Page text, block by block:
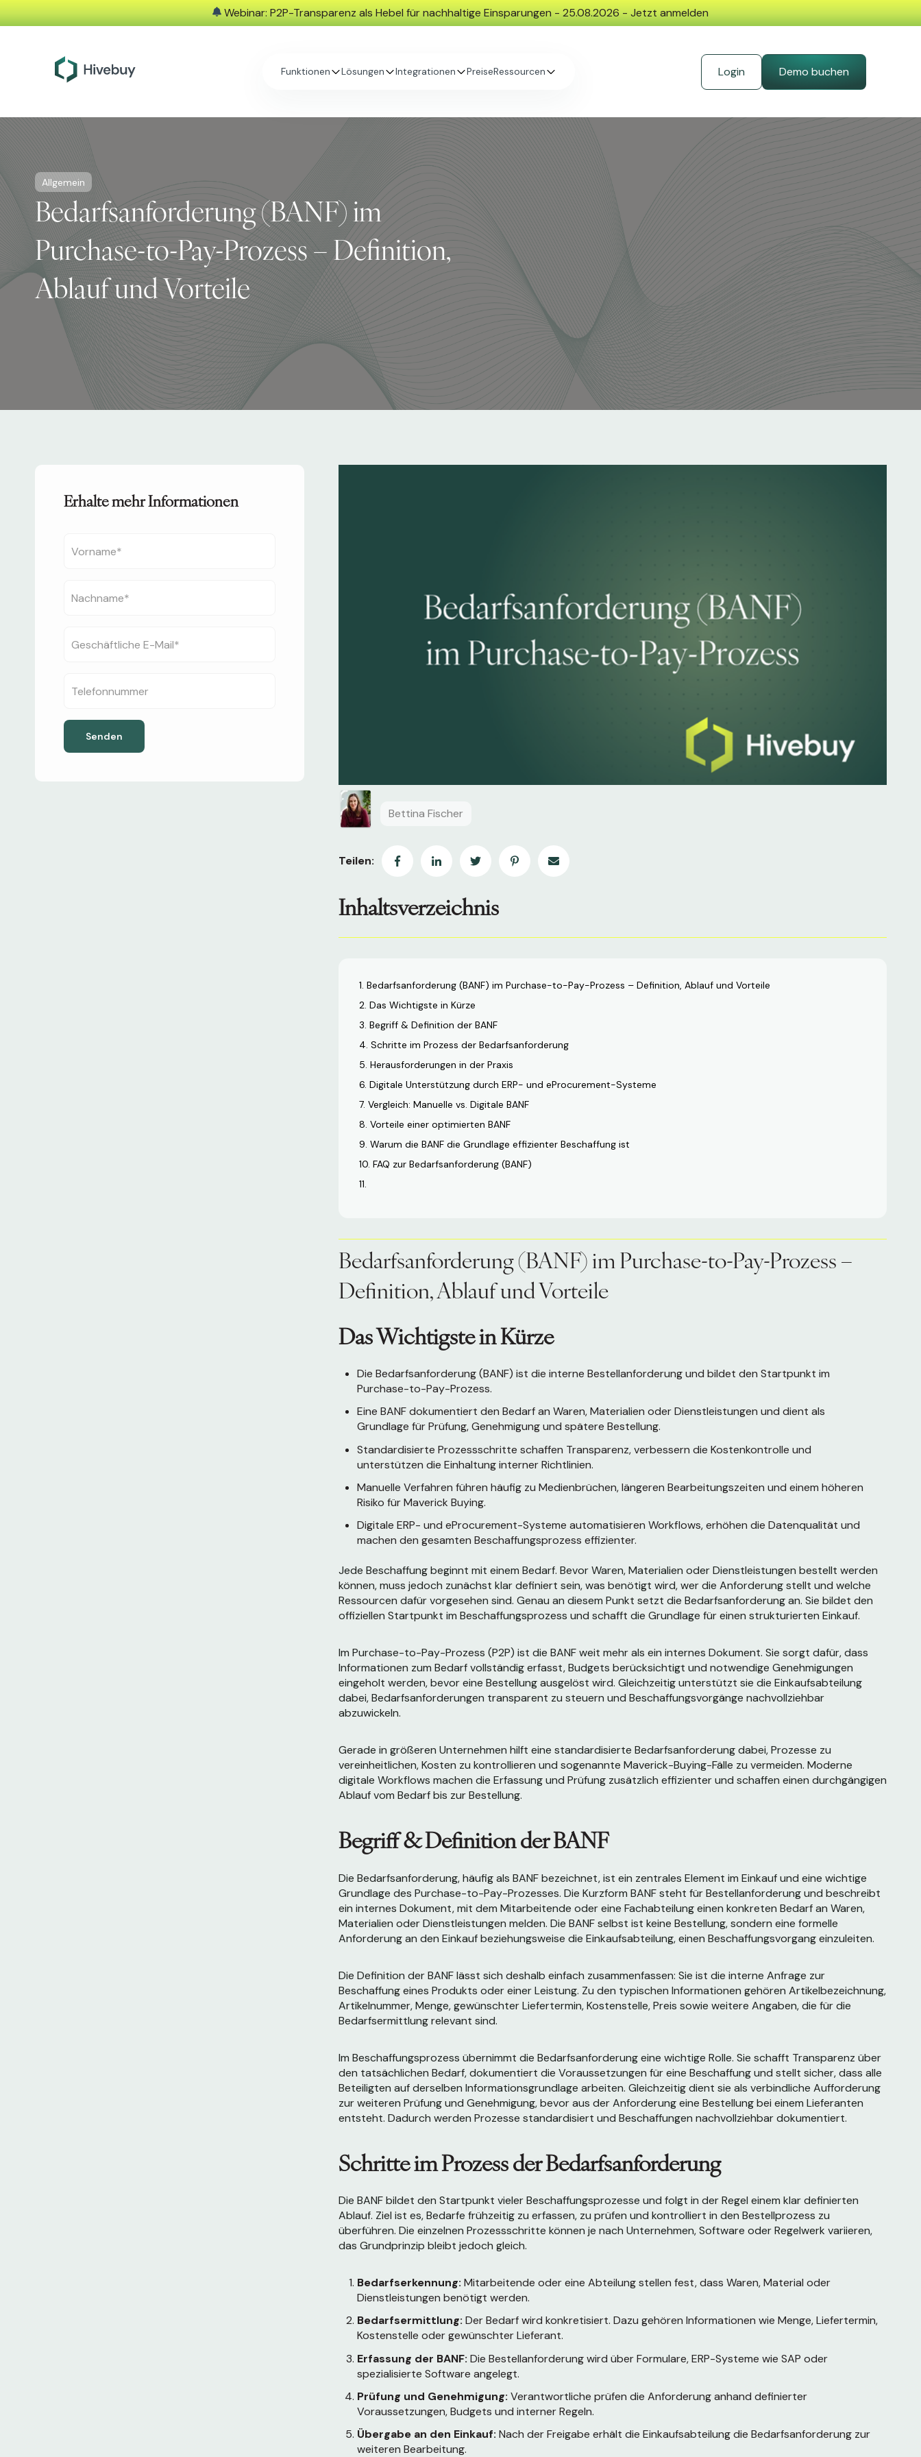
Webinar: P2P-Transparenz als Hebel für nachhaltige Einsparungen - 25.08.2026 - Jetzt anmelden
Funktionen Lösungen Integrationen PreiseRessourcen Login Demo buchen
Allgemein
Bedarfsanforderung (BANF) im
Purchase-to-Pay-Prozess – Definition,
Ablauf und Vorteile
Erhalte mehr Informationen
Bettina Fischer
Teilen:
Inhaltsverzeichnis
Bedarfsanforderung (BANF) im Purchase-to-Pay-Prozess – Definition, Ablauf und Vorteile
Das Wichtigste in Kürze
Begriff & Definition der BANF
Schritte im Prozess der Bedarfsanforderung
Herausforderungen in der Praxis
Digitale Unterstützung durch ERP- und eProcurement-Systeme
Vergleich: Manuelle vs. Digitale BANF
Vorteile einer optimierten BANF
Warum die BANF die Grundlage effizienter Beschaffung ist
FAQ zur Bedarfsanforderung (BANF)
Bedarfsanforderung (BANF) im Purchase-to-Pay-Prozess –
Definition, Ablauf und Vorteile
Das Wichtigste in Kürze
Die Bedarfsanforderung (BANF) ist die interne Bestellanforderung und bildet den Startpunkt im
Purchase-to-Pay-Prozess.
Eine BANF dokumentiert den Bedarf an Waren, Materialien oder Dienstleistungen und dient als
Grundlage für Prüfung, Genehmigung und spätere Bestellung.
Standardisierte Prozessschritte schaffen Transparenz, verbessern die Kostenkontrolle und
unterstützen die Einhaltung interner Richtlinien.
Manuelle Verfahren führen häufig zu Medienbrüchen, längeren Bearbeitungszeiten und einem höheren
Risiko für Maverick Buying.
Digitale ERP- und eProcurement-Systeme automatisieren Workflows, erhöhen die Datenqualität und
machen den gesamten Beschaffungsprozess effizienter.
Jede Beschaffung beginnt mit einem Bedarf. Bevor Waren, Materialien oder Dienstleistungen bestellt werden
können, muss jedoch zunächst klar definiert sein, was benötigt wird, wer die Anforderung stellt und welche
Ressourcen dafür vorgesehen sind. Genau an diesem Punkt setzt die Bedarfsanforderung an. Sie bildet den
offiziellen Startpunkt im Beschaffungsprozess und schafft die Grundlage für einen strukturierten Einkauf.
Im Purchase-to-Pay-Prozess (P2P) ist die BANF weit mehr als ein internes Dokument. Sie sorgt dafür, dass
Informationen zum Bedarf vollständig erfasst, Budgets berücksichtigt und notwendige Genehmigungen
eingeholt werden, bevor eine Bestellung ausgelöst wird. Gleichzeitig unterstützt sie die Einkaufsabteilung
dabei, Bedarfsanforderungen transparent zu steuern und Beschaffungsvorgänge nachvollziehbar
abzuwickeln.
Gerade in größeren Unternehmen hilft eine standardisierte Bedarfsanforderung dabei, Prozesse zu
vereinheitlichen, Kosten zu kontrollieren und sogenannte Maverick-Buying-Fälle zu vermeiden. Moderne
digitale Workflows machen die Erfassung und Prüfung zusätzlich effizienter und schaffen einen durchgängigen
Ablauf vom Bedarf bis zur Bestellung.
Begriff & Definition der BANF
Die Bedarfsanforderung, häufig als BANF bezeichnet, ist ein zentrales Element im Einkauf und eine wichtige
Grundlage des Purchase-to-Pay-Prozesses. Die Kurzform BANF steht für Bestellanforderung und beschreibt
ein internes Dokument, mit dem Mitarbeitende oder eine Fachabteilung einen konkreten Bedarf an Waren,
Materialien oder Dienstleistungen melden. Die BANF selbst ist keine Bestellung, sondern eine formelle
Anforderung an den Einkauf beziehungsweise die Einkaufsabteilung, einen Beschaffungsvorgang einzuleiten.
Die Definition der BANF lässt sich deshalb einfach zusammenfassen: Sie ist die interne Anfrage zur
Beschaffung eines Produkts oder einer Leistung. Zu den typischen Informationen gehören Artikelbezeichnung,
Artikelnummer, Menge, gewünschter Liefertermin, Kostenstelle, Preis sowie weitere Angaben, die für die
Bedarfsermittlung relevant sind.
Im Beschaffungsprozess übernimmt die Bedarfsanforderung eine wichtige Rolle. Sie schafft Transparenz über
den tatsächlichen Bedarf, dokumentiert die Voraussetzungen für eine Beschaffung und stellt sicher, dass alle
Beteiligten auf derselben Informationsgrundlage arbeiten. Gleichzeitig dient sie als verbindliche Aufforderung
zur weiteren Prüfung und Genehmigung, bevor aus der Anforderung eine Bestellung bei einem Lieferanten
entsteht. Dadurch werden Prozesse standardisiert und Beschaffungen nachvollziehbar dokumentiert.
Schritte im Prozess der Bedarfsanforderung
Die BANF bildet den Startpunkt vieler Beschaffungsprozesse und folgt in der Regel einem klar definierten
Ablauf. Ziel ist es, Bedarfe frühzeitig zu erfassen, zu prüfen und kontrolliert in den Bestellprozess zu
überführen. Die einzelnen Prozessschritte können je nach Unternehmen, Software oder Regelwerk variieren,
das Grundprinzip bleibt jedoch gleich.
Bedarfserkennung: Mitarbeitende oder eine Abteilung stellen fest, dass Waren, Material oder
Dienstleistungen benötigt werden.
Bedarfsermittlung: Der Bedarf wird konkretisiert. Dazu gehören Informationen wie Menge, Liefertermin,
Kostenstelle oder gewünschter Lieferant.
Erfassung der BANF: Die Bestellanforderung wird über Formulare, ERP-Systeme wie SAP oder
spezialisierte Software angelegt.
Prüfung und Genehmigung: Verantwortliche prüfen die Anforderung anhand definierter
Voraussetzungen, Budgets und interner Regeln.
Übergabe an den Einkauf: Nach der Freigabe erhält die Einkaufsabteilung die Bedarfsanforderung zur
weiteren Bearbeitung.